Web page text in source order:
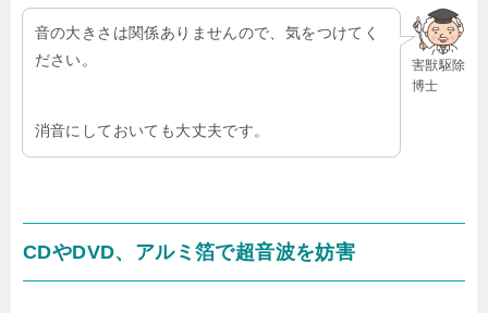
害獣駆除
博士
音の大きさは関係ありませんので、気をつけてく
ださい。
消音にしておいても大丈夫です。
CDやDVD、アルミ箔で超音波を妨害